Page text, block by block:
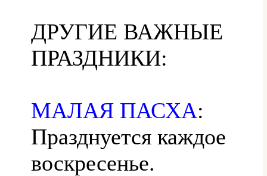
ДРУГИЕ ВАЖНЫЕ
ПРАЗДНИКИ:
МАЛАЯ ПАСХА:
Празднуется каждое
воскресенье.